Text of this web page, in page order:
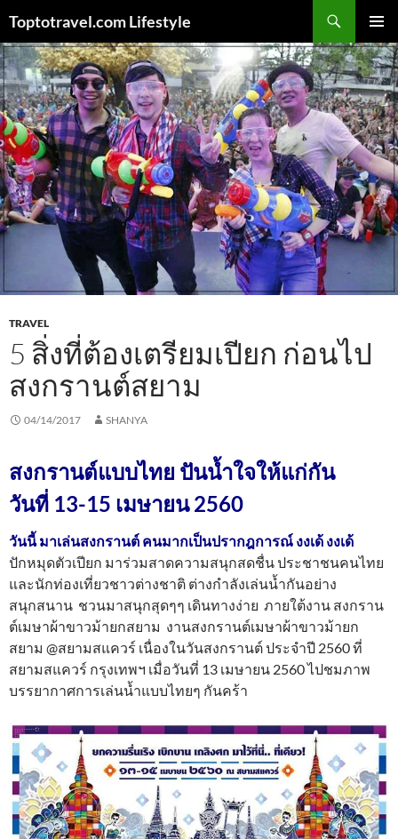
content
Toptotravel.com Lifestyle
MENU
TRAVEL
5 สิ่งที่ต้องเตรียมเปียก ก่อนไป
สงกรานต์สยาม
04/14/2017 SHANYA
สงกรานต์แบบไทย ปันน้ำใจให้แก่กัน
วันที่ 13-15 เมษายน 2560
วันนี้ มาเล่นสงกรานต์ คนมากเป็นปรากฎการณ์ งงเด้ งงเด้
ปักหมุดตัวเปียก มาร่วมสาดความสนุกสดชื่น ประชาชนคนไทย
และนักท่องเที่ยวชาวต่างชาติ ต่างกำลังเล่นน้ำกันอย่าง
สนุกสนาน ชวนมาสนุกสุดๆๆ เดินทางง่าย ภายใต้งาน สงกราน
ต์เมษาผ้าขาวม้ายกสยาม งานสงกรานต์เมษาผ้าขาวม้ายก
สยาม @สยามสแควร์ เนื่องในวันสงกรานต์ ประจำปี 2560 ที่
สยามสแควร์ กรุงเทพฯ เมื่อวันที่ 13 เมษายน 2560 ไปชมภาพ
บรรยากาศการเล่นน้ำแบบไทยๆ กันคร้า